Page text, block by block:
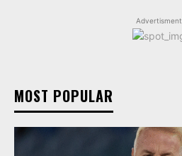
Advertisment
MOST POPULAR